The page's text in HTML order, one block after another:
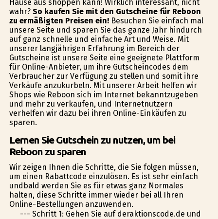
Hause aus shoppen kann! Wirklich interessant, nicht
wahr? So kaufen Sie mit den Gutscheine für Reboon
zu ermäßigten Preisen ein!Besuchen Sie einfach mal
unsere Seite und sparen Sie das ganze Jahr hindurch
auf ganz schnelle und einfache Art und Weise. Mit
unserer langjährigen Erfahrung im Bereich der
Gutscheine ist unsere Seite eine geeignete Plattform
für Online-Anbieter, um ihre Gutscheincodes dem
Verbraucher zur Verfügung zu stellen und somit ihre
Verkäufe anzukurbeln. Mit unserer Arbeit helfen wir
Shops wie Reboon sich im Internet bekanntzugeben
und mehr zu verkaufen, und Internetnutzern
verhelfen wir dazu bei ihren Online-Einkäufen zu
sparen.
Lernen Sie Gutschein zu nutzen, um bei
Reboon zu sparen
Wir zeigen Ihnen die Schritte, die Sie folgen müssen,
um einen Rabattcode einzulösen. Es ist sehr einfach
undbald werden Sie es für etwas ganz Normales
halten, diese Schritte immer wieder bei all Ihren
Online-Bestellungen anzuwenden.
--- Schritt 1: Gehen Sie auf deraktionscode.de und